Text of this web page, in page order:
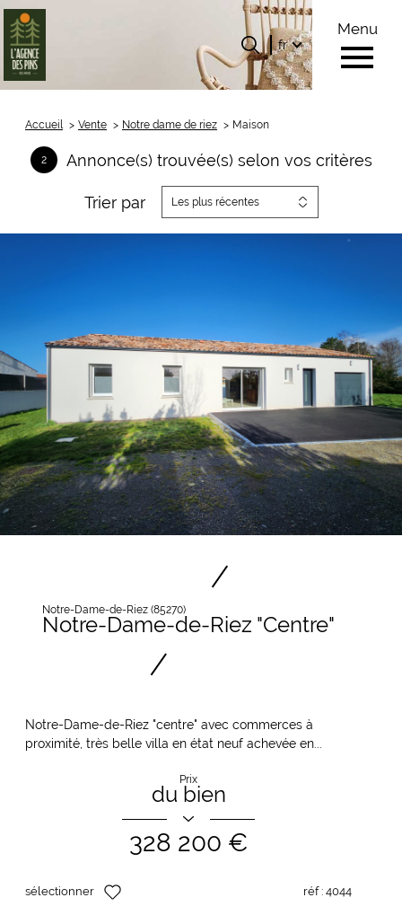
Menu
Langue
fr
fr
Accueil Vente Notre dame de riez Maison
2 Annonce(s) trouvée(s) selon vos critères
Trier par Les plus récentes
Notre-Dame-de-Riez (85270)
Notre-Dame-de-Riez "Centre"
Notre-Dame-de-Riez "centre" avec commerces à
proximité, très belle villa en état neuf achevée en...
Prix
du bien
328 200 €
sélectionner réf : 4044